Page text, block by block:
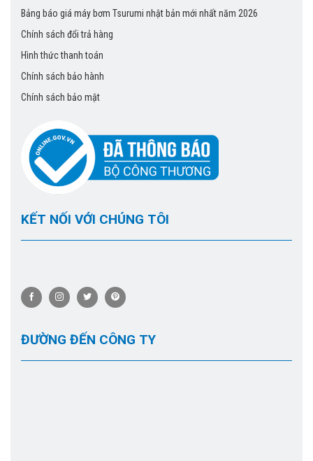
Bảng báo giá máy bơm Tsurumi nhật bản mới nhất năm 2026
Chính sách đổi trả hàng
Hình thức thanh toán
Chính sách bảo hành
Chính sách bảo mật
KẾT NỐI VỚI CHÚNG TÔI
ĐƯỜNG ĐẾN CÔNG TY